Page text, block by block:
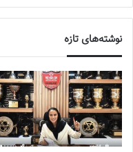
نوشته‌های تازه